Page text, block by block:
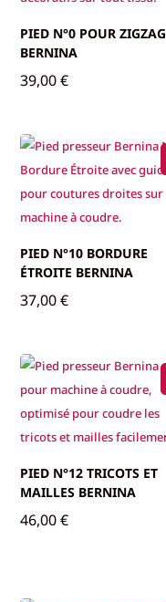
PIED N°0 POUR ZIGZAG
BERNINA
39,00€
PIED N°10 BORDURE
ÉTROITE BERNINA
37,00€
PIED N°12 TRICOTS ET
MAILLES BERNINA
46,00€